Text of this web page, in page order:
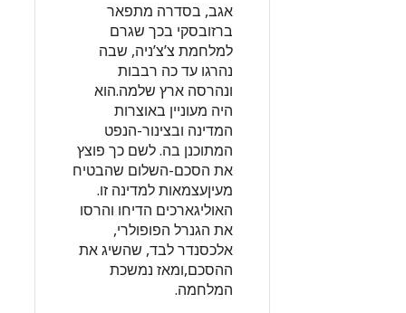
אגב, בסדרה מתפאר
ברזובסקי בכך שגרם
למלחמת צ’צ’ניה, שבה
נהרגו עד כה רבבות
ונהרסה ארץ שלמה.הוא
היה מעוניין באוצרות
המדינה ובצינור-הנפט
המתוכנן בה. לשם כך פוצץ
את הסכם-השלום שהבטיח
מעיןעצמאות למדינה זו.
האוליגארכים הדיחו והרסו
את הגנרל הפופולרי,
אלכסנדר לבד, שהשיג את
ההסכם,ומאז נמשכת
המלחמה.